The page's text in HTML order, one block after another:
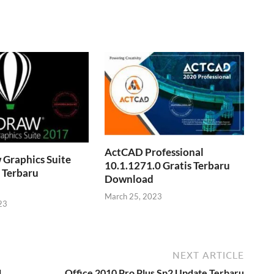
Suite
ActCAD Professional
10.1.1271.0 Gratis Terbaru
Download
March 25, 2023
NEXT ARTICLE